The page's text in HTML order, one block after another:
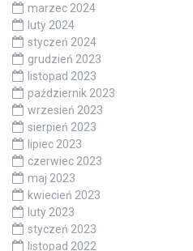
marzec 2024
luty 2024
styczeń 2024
grudzień 2023
listopad 2023
październik 2023
wrzesień 2023
sierpień 2023
lipiec 2023
czerwiec 2023
maj 2023
kwiecień 2023
luty 2023
styczeń 2023
listopad 2022